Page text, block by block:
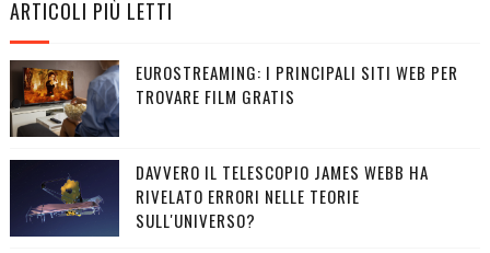
ARTICOLI PIÙ LETTI
EUROSTREAMING: I PRINCIPALI SITI WEB PER
TROVARE FILM GRATIS
DAVVERO IL TELESCOPIO JAMES WEBB HA
RIVELATO ERRORI NELLE TEORIE
SULL'UNIVERSO?